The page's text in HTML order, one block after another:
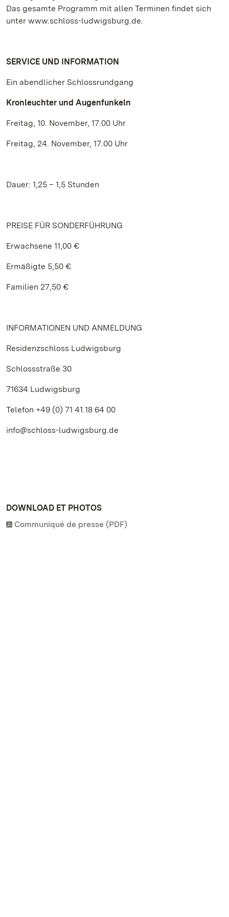
Das gesamte Programm mit allen Terminen findet sich
unter www.schloss-ludwigsburg.de.
SERVICE UND INFORMATION
Ein abendlicher Schlossrundgang
Kronleuchter und Augenfunkeln
Freitag, 10. November, 17.00 Uhr
Freitag, 24. November, 17.00 Uhr
Dauer: 1,25 – 1,5 Stunden
PREISE FÜR SONDERFÜHRUNG
Erwachsene 11,00 €
Ermäßigte 5,50 €
Familien 27,50 €
INFORMATIONEN UND ANMELDUNG
Residenzschloss Ludwigsburg
Schlossstraße 30
71634 Ludwigsburg
Telefon +49 (0) 71 41.18 64 00
info@schloss-ludwigsburg.de
DOWNLOAD ET PHOTOS
Communiqué de presse (PDF)